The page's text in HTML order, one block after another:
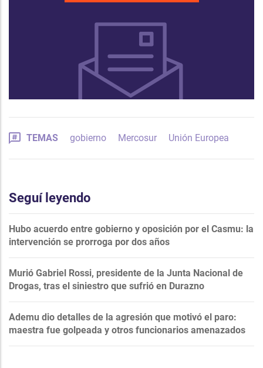
TEMAS gobierno Mercosur Unión Europea
Seguí leyendo
Hubo acuerdo entre gobierno y oposición por el Casmu: la
intervención se prorroga por dos años
Murió Gabriel Rossi, presidente de la Junta Nacional de
Drogas, tras el siniestro que sufrió en Durazno
Ademu dio detalles de la agresión que motivó el paro:
maestra fue golpeada y otros funcionarios amenazados